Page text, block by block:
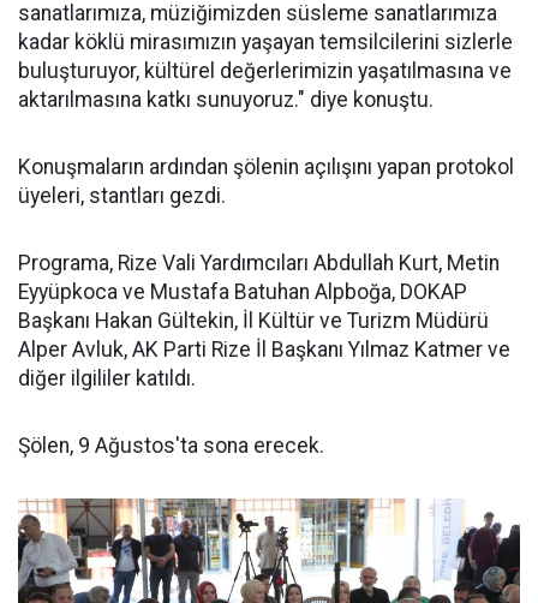
sanatlarımıza, müziğimizden süsleme sanatlarımıza
kadar köklü mirasımızın yaşayan temsilcilerini sizlerle
buluşturuyor, kültürel değerlerimizin yaşatılmasına ve
aktarılmasına katkı sunuyoruz." diye konuştu.
Konuşmaların ardından şölenin açılışını yapan protokol
üyeleri, stantları gezdi.
Programa, Rize Vali Yardımcıları Abdullah Kurt, Metin
Eyyüpkoca ve Mustafa Batuhan Alpboğa, DOKAP
Başkanı Hakan Gültekin, İl Kültür ve Turizm Müdürü
Alper Avluk, AK Parti Rize İl Başkanı Yılmaz Katmer ve
diğer ilgililer katıldı.
Şölen, 9 Ağustos'ta sona erecek.